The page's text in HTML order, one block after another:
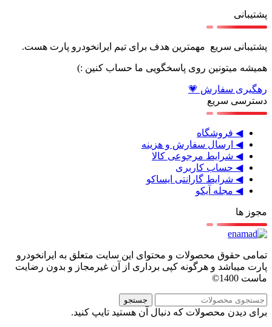
پشتیبانی
پشتیبانی سریع مهمترین هدف برای تیم ایرانخودرو پارت هست.
همیشه میتونین روی پاسخگویی ما حساب کنین :)
رهگیری سفارش 💗
دسترسی سریع
◀ فروشگاه
◀ ارسال سفارش و هزینه
◀ شرایط مرجوعی کالا
◀ حساب کاربری
◀ شرایط گارانتی ایساکو
◀ مجله آیکو
مجوز ها
تمامی حقوق محصولات و محتوای این سایت متعلق به ایرانخودرو
پارت میباشد و هرگونه کپی برداری از آن غیرمجاز و بدون رضایت
ماست 1400©
جستجو
برای دیدن محصولات که دنبال آن هستید تایپ کنید.